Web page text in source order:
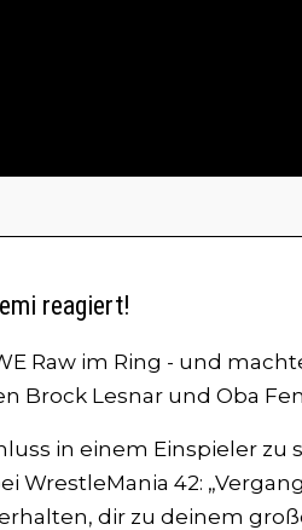
reagiert!
Raw im Ring - und
Brock Lesnar und Oba
in einem Einspieler zu
WrestleMania 42:
dir zu deinem